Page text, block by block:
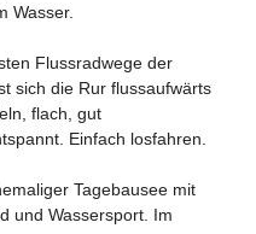
Wasser.
Flussradwege der
sich die Rur flussaufwärts
flach, gut
Einfach losfahren.
Tagebausee mit
und Wassersport. Im